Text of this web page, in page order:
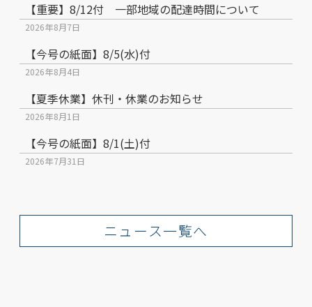
【重要】8/12付 一部地域の配達時間について
2026年8月7日
【今号の紙面】8/5(水)付
2026年8月4日
【夏季休業】休刊・休業のお知らせ
2026年8月1日
【今号の紙面】8/1(土)付
2026年7月31日
ニュース一覧へ